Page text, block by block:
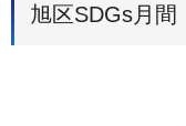
旭区SDGs月間